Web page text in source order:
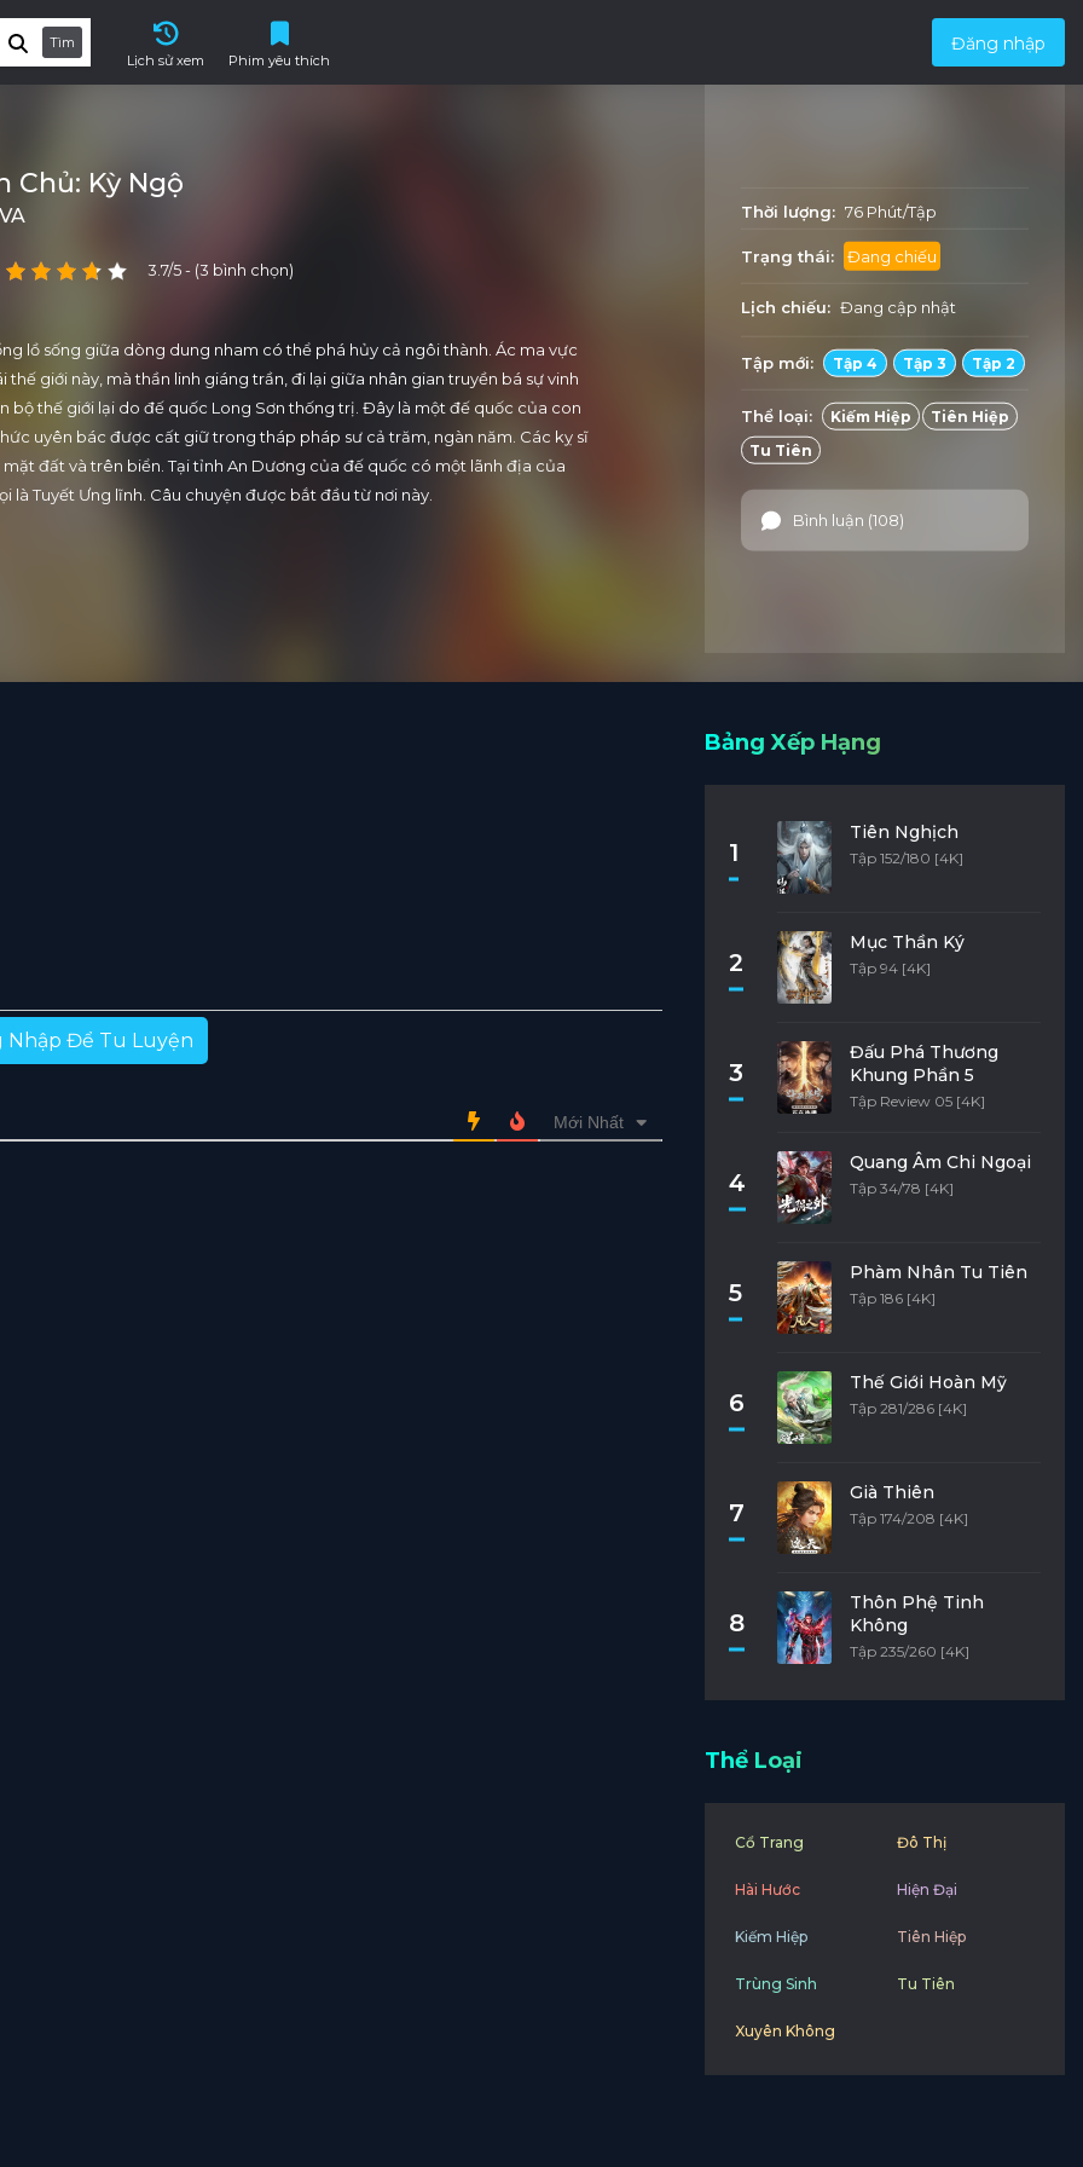
Tìm
Lịch sử xem
Phim yêu thích
Đăng nhập
Chủ: Kỳ Ngộ
3.7/5 - (3 bình chọn)
lồ sống giữa dòng dung nham có thể phá hủy cả ngôi thành. Ác ma vực
thế giới này, mà thần linh giáng trần, đi lại giữa nhân gian truyền bá sự vinh
bộ thế giới lại do đế quốc Long Sơn thống trị. Đây là một đế quốc của con
uyên bác được cất giữ trong tháp pháp sư cả trăm, ngàn năm. Các kỵ sĩ
đất và trên biển. Tại tỉnh An Dương của đế quốc có một lãnh địa của
là Tuyết Ưng lĩnh. Câu chuyện được bắt đầu từ nơi này.
Thời lượng: 76 Phút/Tập
Trạng thái: Đang chiếu
Lịch chiếu: Đang cập nhật
Tập mới: Tập 4 Tập 3 Tập 2
Thể loại: Kiếm Hiệp
Tiên Hiệp
Tu Tiên
Bình luận (108)
Nhập Để Tu Luyện
Mới Nhất
Bảng Xếp Hạng
1
Tiên Nghịch
Tập 152/180 [4K]
2
Mục Thần Ký
Tập 94 [4K]
3
Đấu Phá Thương
Khung Phần 5
Tập Review 05 [4K]
4
Quang Âm Chi Ngoại
Tập 34/78 [4K]
5
Phàm Nhân Tu Tiên
Tập 186 [4K]
6
Thế Giới Hoàn Mỹ
Tập 281/286 [4K]
7
Già Thiên
Tập 174/208 [4K]
8
Thôn Phệ Tinh
Không
Tập 235/260 [4K]
Thể Loại
Cổ Trang Đô Thị
Hài Hước Hiện Đại
Kiếm Hiệp Tiên Hiệp
Trùng Sinh Tu Tiên
Xuyên Không